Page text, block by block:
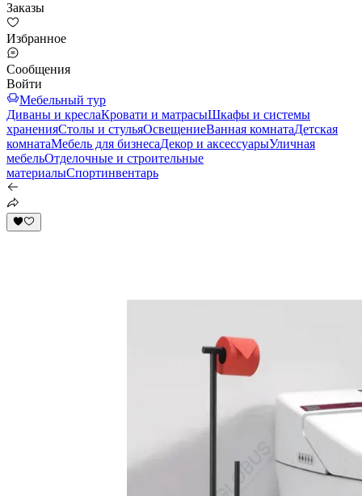
Заказы
Избранное
Сообщения
Войти
Мебельный тур
Диваны и креслаКровати и матрасыШкафы и системы
храненияСтолы и стульяОсвещениеВанная комнатаДетская
комнатаМебель для бизнесаДекор и аксессуарыУличная
мебельОтделочные и строительные
материалыСпортинвентарь